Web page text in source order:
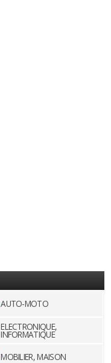
AUTO-MOTO
ELECTRONIQUE,
INFORMATIQUE
MOBILIER, MAISON